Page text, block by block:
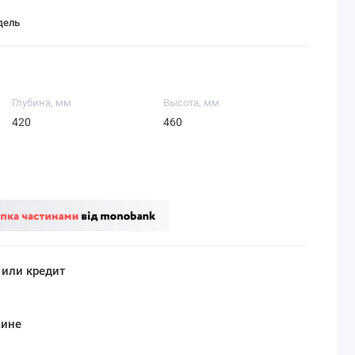
Глубина, мм
420
Высота, мм
460
кредит